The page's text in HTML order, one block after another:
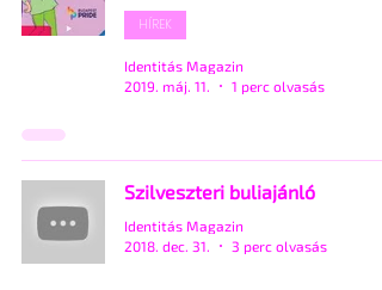
HÍREK
Identitás Magazin
2019. máj. 11.
1 perc olvasás
Szilveszteri buliajánló
Identitás Magazin
2018. dec. 31.
3 perc olvasás